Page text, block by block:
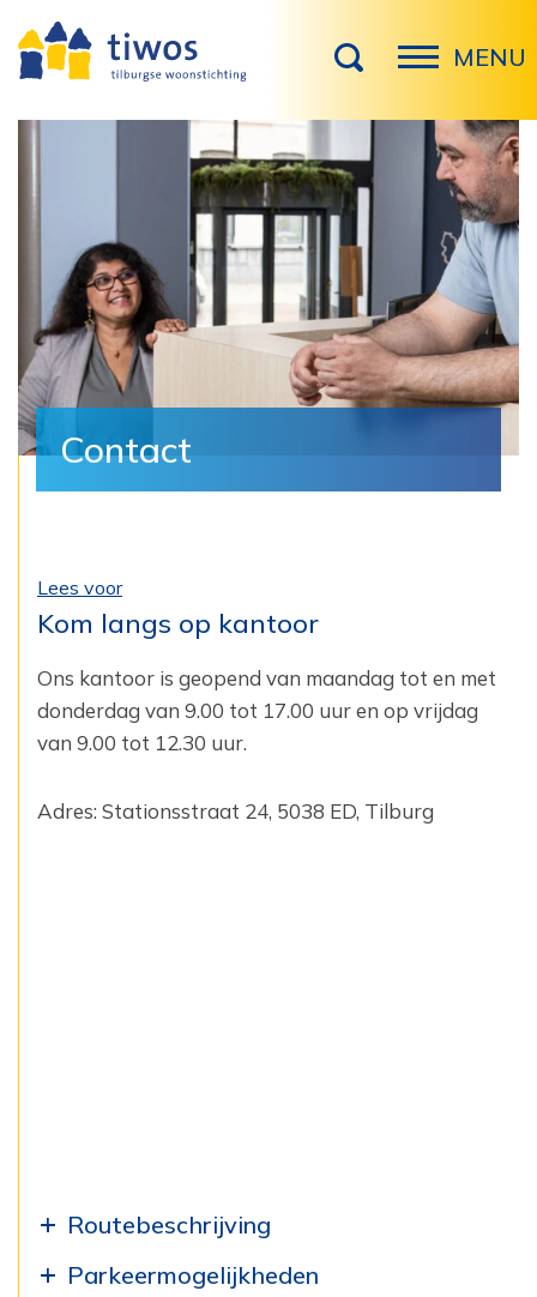
MENU
Contact
Lees voor
Kom langs op kantoor
Ons kantoor is geopend van maandag tot en met
donderdag van 9.00 tot 17.00 uur en op vrijdag
van 9.00 tot 12.30 uur.
Adres: Stationsstraat 24, 5038 ED, Tilburg
Routebeschrijving
Parkeermogelijkheden